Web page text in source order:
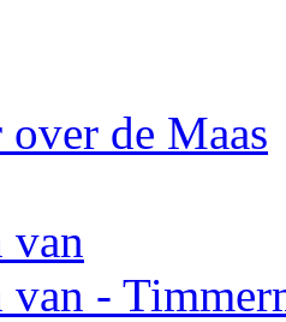
de Maas
van
van -